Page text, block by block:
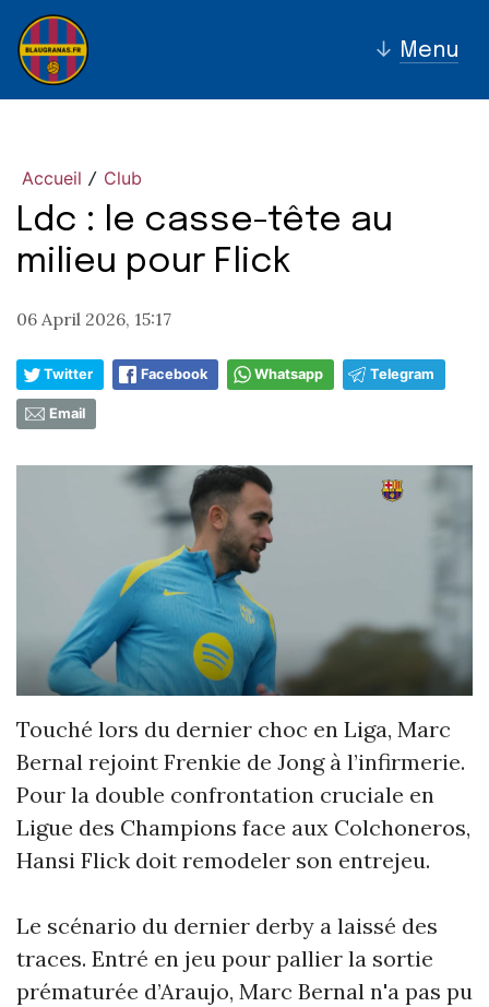
↓ Menu
Accueil / Club
Ldc : le casse-tête au
milieu pour Flick
06 April 2026, 15:17
Twitter Facebook Whatsapp Telegram
Email
Touché lors du dernier choc en Liga, Marc
Bernal rejoint Frenkie de Jong à l’infirmerie.
Pour la double confrontation cruciale en
Ligue des Champions face aux Colchoneros,
Hansi Flick doit remodeler son entrejeu.
Le scénario du dernier derby a laissé des
traces. Entré en jeu pour pallier la sortie
prématurée d’Araujo, Marc Bernal n'a pas pu